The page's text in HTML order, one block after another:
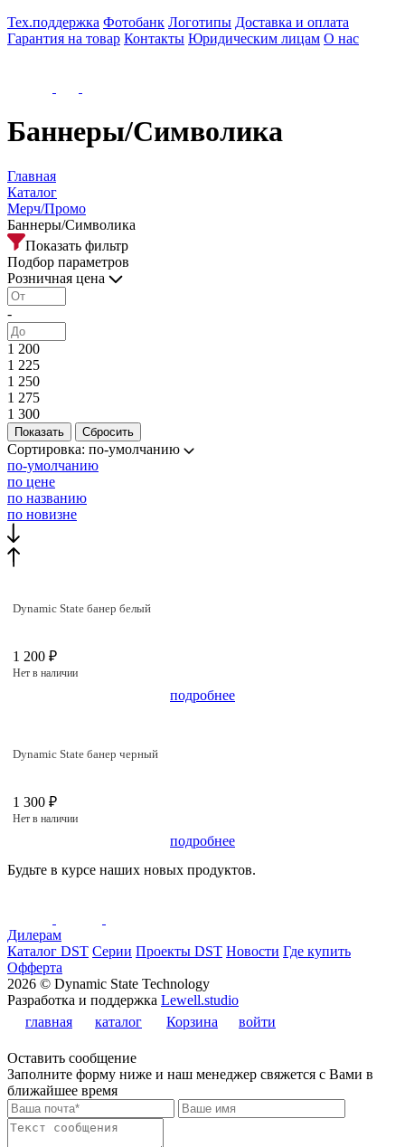
Тех.поддержка Фотобанк Логотипы Доставка и оплата
Гарантия на товар Контакты Юридическим лицам О нас
Баннеры/Символика
Главная
Каталог
Мерч/Промо
Баннеры/Символика
Показать фильтр
Подбор параметров
Розничная цена
-
1 200
1 225
1 250
1 275
1 300
Сортировка: по-умолчанию
по-умолчанию
по цене
по названию
по новизне
Dynamic State банер белый
1 200 ₽
Нет в наличии
подробнее
Dynamic State банер черный
1 300 ₽
Нет в наличии
подробнее
Будьте в курсе наших новых продуктов.
Дилерам
Каталог DST Серии Проекты DST Новости Где купить
Офферта
2026 © Dynamic State Technology
Разработка и поддержка Lewell.studio
главная
каталог Корзина войти
Оставить сообщение
Заполните форму ниже и наш менеджер свяжется с Вами в
ближайшее время